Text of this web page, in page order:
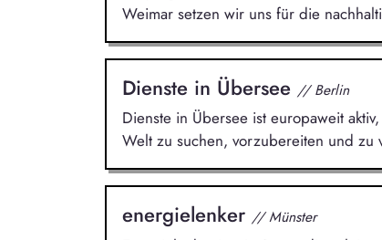
Weimar setzen wir uns für die
Dienste in Übersee // Berlin
Dienste in Übersee ist europaweit
Welt zu suchen, vorzubereiten und zu
energielenker // Münster